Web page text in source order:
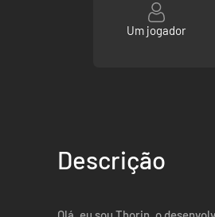
Um jogador
Descrição